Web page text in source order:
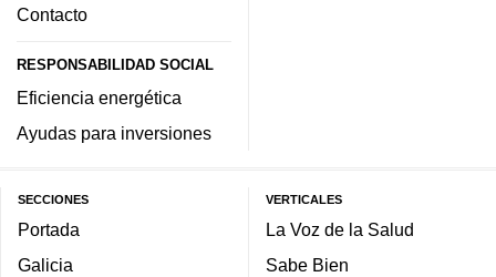
Contacto
RESPONSABILIDAD SOCIAL
Eficiencia energética
Ayudas para inversiones
SECCIONES
Portada
Galicia
VERTICALES
La Voz de la Salud
Sabe Bien